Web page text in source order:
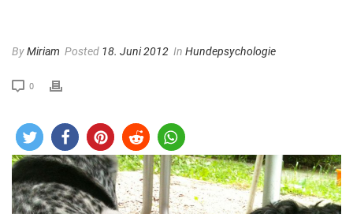
ByMiriam Posted 18. Juni 2012 In Hundepsychologie
0